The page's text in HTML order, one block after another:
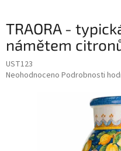
TRAORA -
námětem
UST123
Průměrné
Neohodnoceno Podrobnosti